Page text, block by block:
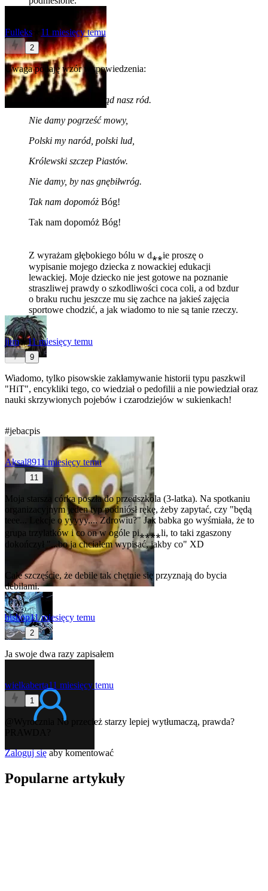
Fulleks 11 miesięcy temu
2
Uwaga podaję wzór wypowiedzenia:
Nie rzucim ziemi, skąd nasz ród.
Nie damy pogrześć mowy,
Polski my naród, polski lud,
Królewski szczep Piastów.
Nie damy, by nas gnębiłwróg.
Tak nam dopomóż Bóg!
Tak nam dopomóż Bóg!
Z wyrażam głębokiego bólu w d⁎⁎ie proszę o
wypisanie mojego dziecka z nowackiej edukacji
lewackiej. Moje dziecko nie jest gotowe na poznanie
straszliwej prawdy o szkodliwości coca coli, a od bzdur
o braku ruchu jeszcze mu się zachce na jakieś zajęcia
sportowe chodzić, a jak wiadomo to nie są tanie rzeczy.
jiim★11 miesięcy temu
9
Wiadomo, tylko pisowskie zakłamywanie historii typu paszkwil
"HiT", encykliki tego, co wiedział o pedofilii a nie powiedział oraz
nauki skrzywionych pojebów i czarodziejów w sukienkach!
#jebacpis
Aksal8911 miesięcy temu
11
Moja starsza córka poszła do przedszkola (3-latka). Na spotkaniu
organizacyjnym jeden typ podniósł rękę, żeby zapytać, czy "będą
teee... Lekcje o yyyyy.... Zdrowiu?" Jak babka go wyśmiała, że to
grupa trzylatków i co on w ogóle pi⁎⁎⁎⁎li, to taki zgaszony
dokończył "...bo ja chciałem wypisać, jakby co" XD
Całe szczęście, że debile tak chętnie się przyznają do bycia
debilami.
bishop11 miesięcy temu
2
Ja swoje dwa razy zapisałem
wielkaberta11 miesięcy temu
1
@Wyrocznia
No przecież starzy lepiej wytłumaczą, prawda?
Zaloguj sięaby komentować
Popularne artykuły